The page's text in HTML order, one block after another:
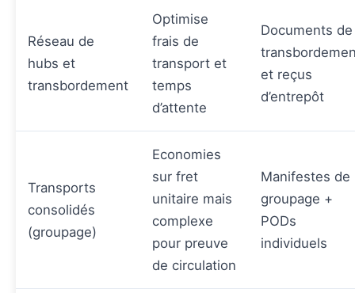
Réseau de
hubs et
transbordement
Optimise
frais de
transport et
temps
d’attente
Documents de
et reçus
d’entrepôt
Transports
consolidés
(groupage)
Economies
sur fret
unitaire mais
complexe
pour preuve
de circulation
Manifestes de
groupage +
PODs
individuels